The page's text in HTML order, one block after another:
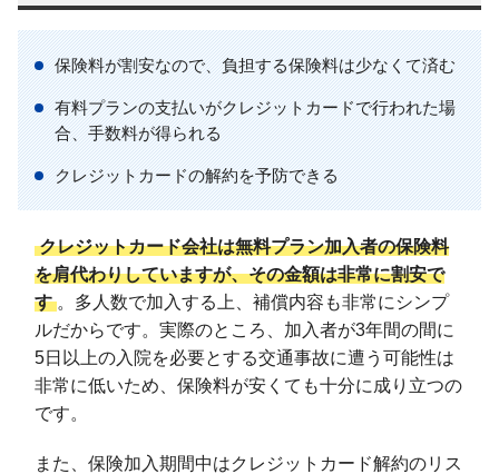
保険料が割安なので、負担する保険料は少なくて済む
有料プランの支払いがクレジットカードで行われた場
合、手数料が得られる
クレジットカードの解約を予防できる
クレジットカード会社は無料プラン加入者の保険料
を肩代わりしていますが、その金額は非常に割安で
す 。多人数で加入する上、補償内容も非常にシンプ
ルだからです。実際のところ、加入者が3年間の間に
5日以上の入院を必要とする交通事故に遭う可能性は
非常に低いため、保険料が安くても十分に成り立つの
です。
また、保険加入期間中はクレジットカード解約のリス